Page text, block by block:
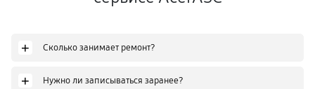
+ Сколько занимает ремонт?
+ Нужно ли записываться заранее?